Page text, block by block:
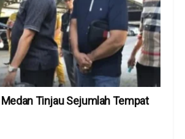
Medan Tinjau Sejumlah Tempat